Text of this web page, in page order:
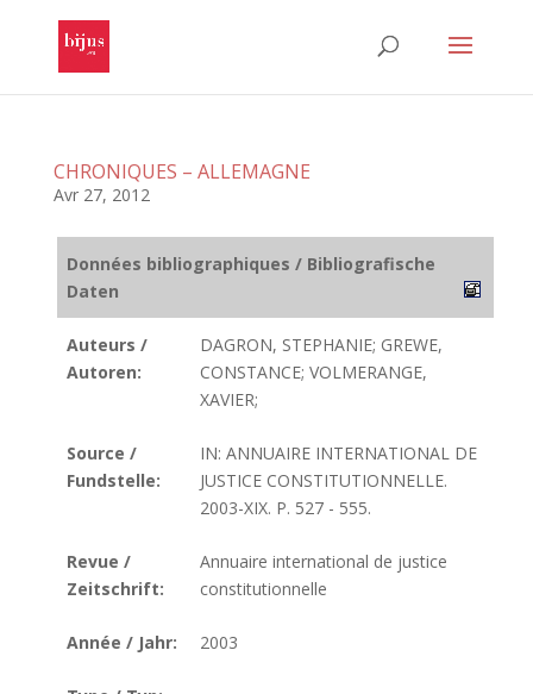
CHRONIQUES – ALLEMAGNE
Avr 27, 2012
Données bibliographiques / Bibliografische
Daten
Auteurs /
Autoren:
DAGRON, STEPHANIE; GREWE,
CONSTANCE; VOLMERANGE,
XAVIER;
Source /
Fundstelle:
IN: ANNUAIRE INTERNATIONAL DE
JUSTICE CONSTITUTIONNELLE.
2003-XIX. P. 527 - 555.
Revue /
Zeitschrift:
Annuaire international de justice
constitutionnelle
Année / Jahr: 2003